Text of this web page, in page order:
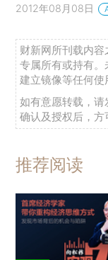
2012年08月08日
财新网所刊载内
专属所有或持有
建立镜像等任何使
如有意愿转载，请
确认及授权后，方
推荐阅读